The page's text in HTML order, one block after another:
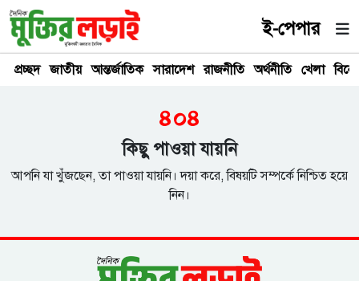
ই-পেপার
প্রচ্ছদ জাতীয় আন্তর্জাতিক সারাদেশ রাজনীতি অর্থনীতি খেলা
৪০৪
কিছু পাওয়া যায়নি
আপনি যা খুঁজছেন, তা পাওয়া যায়নি। দয়া করে, বিষয়টি সম্পর্কে নিশ্চিত হয়ে
নিন।